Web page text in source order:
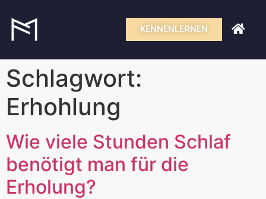
KENNENLERNEN
Schlagwort:
Erhohlung
Wie viele Stunden Schlaf
benötigt man für die
Erholung?